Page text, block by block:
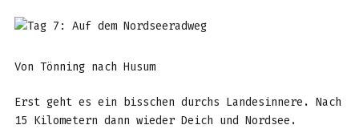
Von Tönning nach Husum
Erst geht es ein bisschen durchs Landesinnere. Nach
15 Kilometern dann wieder Deich und Nordsee.